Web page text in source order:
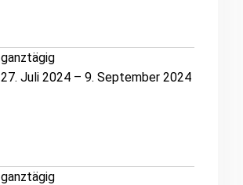
ganztägig
27. Juli 2024 – 9. September 2024
ganztägig